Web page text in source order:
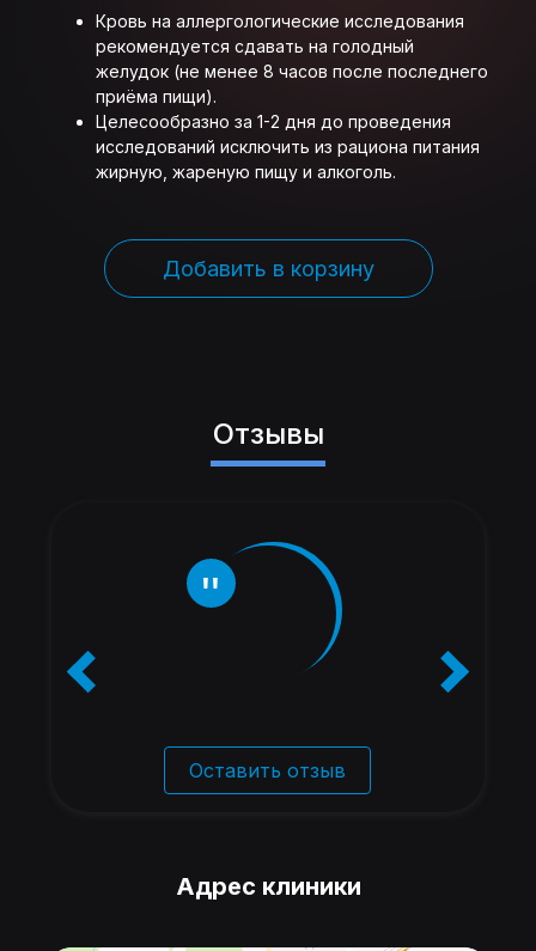
Кровь на аллергологические исследования
рекомендуется сдавать на голодный
желудок (не менее 8 часов после последнего
приёма пищи).
Целесообразно за 1-2 дня до проведения
исследований исключить из рациона питания
жирную, жареную пищу и алкоголь.
Добавить в корзину
Отзывы
Оставить отзыв
Адрес клиники